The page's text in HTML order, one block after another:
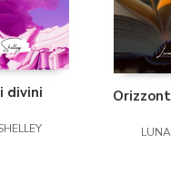
divini